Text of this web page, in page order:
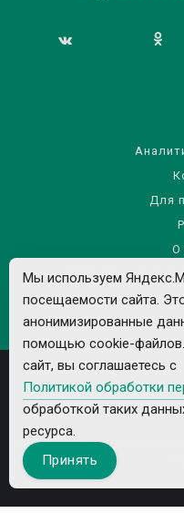
Для
О
Правила
Политика
Все рекламируемые товары и
Мы используем
посещаемости сайта.
анонимизированные
помощью cookie-
сайт, вы соглашаетесь с
Политикой обработки
обработкой таких
ресурса.
Принять